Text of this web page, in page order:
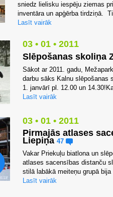
sniedz lielisku iespēju ziemas
inventāra un apģērba tirdziņā.
Lasīt vairāk
03 • 01 • 2011
Slēpošanas skoliņa
Sākot ar 2011. gadu,
darbu sāks Kalnu slēpošanas
1. janvārī pl. 12.00 un
Lasīt vairāk
03 • 01 • 2011
Pirmajās atlases
Liepiņa 47
Vakar Priekuļu biatlona un
atlases sacensības distanču
stilā labākā meiteņu grupā
Lasīt vairāk